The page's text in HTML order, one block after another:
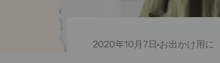
2020年10月7日 お出かけ用に